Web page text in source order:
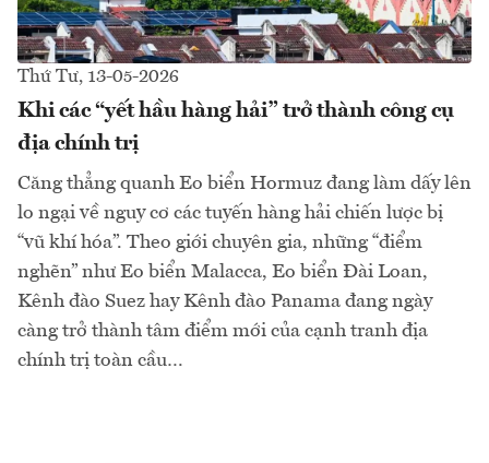
Thứ Tư, 13-05-2026
Khi các “yết hầu hàng hải” trở thành công cụ
địa chính trị
Căng thẳng quanh Eo biển Hormuz đang làm dấy lên
lo ngại về nguy cơ các tuyến hàng hải chiến lược bị
“vũ khí hóa”. Theo giới chuyên gia, những “điểm
nghẽn” như Eo biển Malacca, Eo biển Đài Loan,
Kênh đào Suez hay Kênh đào Panama đang ngày
càng trở thành tâm điểm mới của cạnh tranh địa
chính trị toàn cầu…